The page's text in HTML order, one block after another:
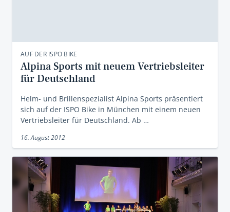
AUF DER ISPO BIKE
Alpina Sports mit neuem Vertriebsleiter
für Deutschland
Helm- und Brillenspezialist Alpina Sports präsentiert
sich auf der ISPO Bike in München mit einem neuen
Vertriebsleiter für Deutschland. Ab …
16. August 2012